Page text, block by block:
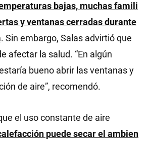
bajas, muchas famili
y ventanas cerradas durante
. Sin embargo, Salas advirtió que
afectar la salud. “En algún
bueno abrir las ventanas y
de aire”, recomendó.
el uso constante de aire
puede secar el ambien